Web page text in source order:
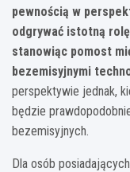
pewnością w
odgrywać istotną
stanowiąc pomost
bezemisyjnymi
perspektywie jednak,
będzie
bezemisyjnych.
Dla osób